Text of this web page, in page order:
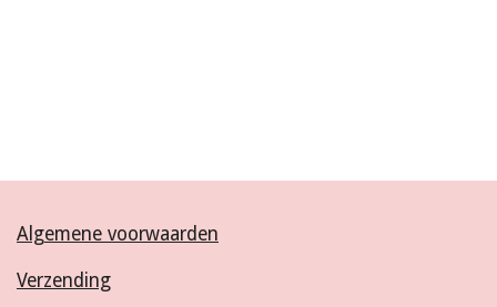
Algemene voorwaarden
Verzending